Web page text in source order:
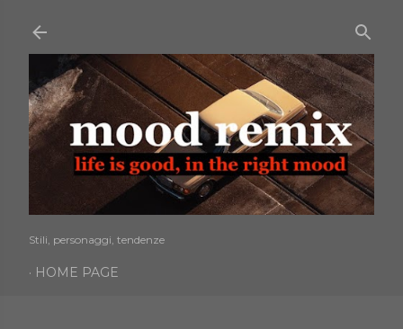
Stili, personaggi, tendenze
HOME PAGE